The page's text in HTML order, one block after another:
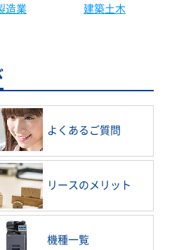
造業 建築土木
よくあるご質問
リースのメリット
機種一覧